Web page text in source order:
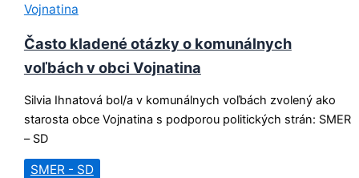
Vojnatina
Často kladené otázky o komunálnych
voľbách v obci Vojnatina
Silvia Ihnatová bol/a v komunálnych voľbách zvolený ako
starosta obce Vojnatina s podporou politických strán: SMER
– SD
SMER - SD